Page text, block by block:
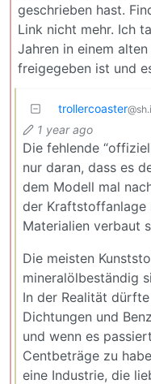
geschrieben hast.
Link nicht mehr. Ich
Jahren in einem
freigegeben ist und
trollercoaster
1 year ago
Die fehlende
nur daran, dass es
dem Modell mal
der Kraftstoffanlage
Materialien verbaut
Die meisten
mineralölbeständig
In der Realität
Dichtungen und
und wenn es
Centbeträge zu
eine Industrie, die